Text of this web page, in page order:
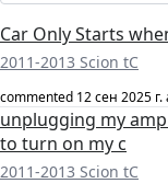
Car Only Starts
2011-2013 Scion tC
commented 12 сен 2025 г.
unplugging my
to turn on my c
2011-2013 Scion tC